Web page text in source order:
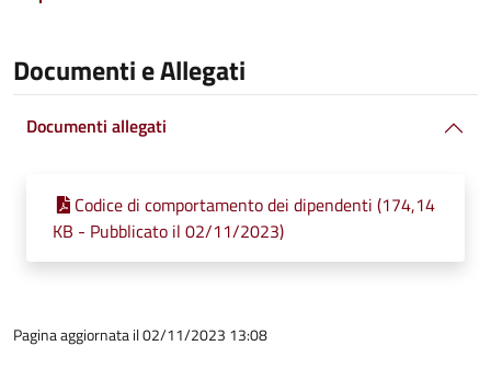
Documenti e Allegati
Documenti allegati
Codice di comportamento dei dipendenti (174,14
KB - Pubblicato il 02/11/2023)
Pagina aggiornata il 02/11/2023 13:08